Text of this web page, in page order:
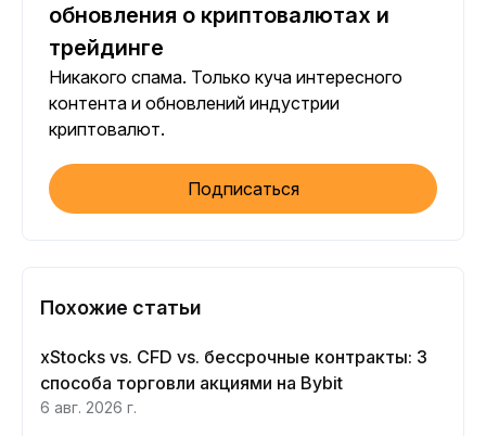
обновления о криптовалютах и
трейдинге
Никакого спама. Только куча интересного
контента и обновлений индустрии
криптовалют.
Подписаться
Похожие статьи
xStocks vs. CFD vs. бессрочные контракты: 3
способа торговли акциями на Bybit
6 авг. 2026 г.